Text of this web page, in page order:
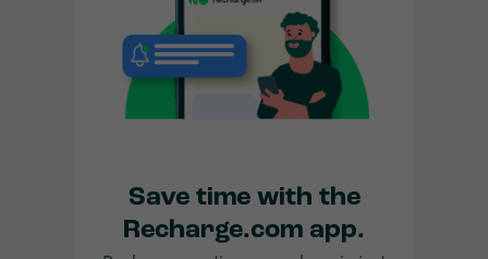
Save time with the
Recharge.com app.